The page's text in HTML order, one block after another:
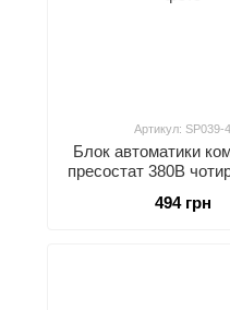
Артикул: SP039-4
Блок автоматики
пресостат 380В
494 грн